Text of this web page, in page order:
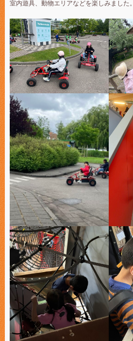
室内遊具、動物エリアなどを楽しみました。